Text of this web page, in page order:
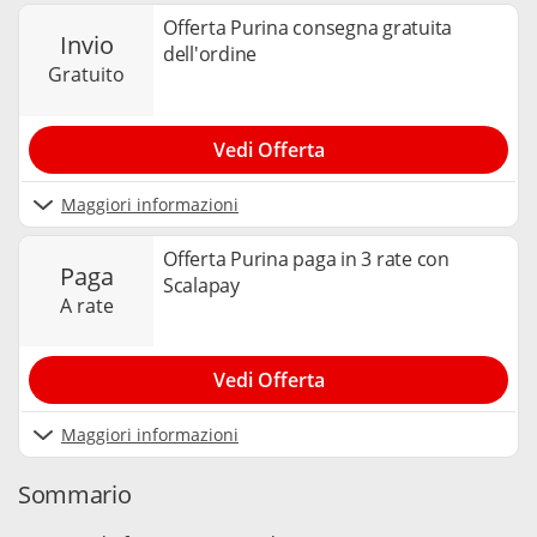
invio
gratuito
Offerta Purina consegna gratuita
dell'ordine
Maggiori informazioni
Vedi Offerta
paga
a rate
Offerta Purina paga in 3 rate con
Scalapay
Maggiori informazioni
Vedi Offerta
Sommario